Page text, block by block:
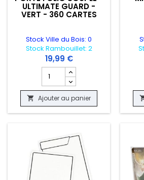
ULTIMATE GUARD -
VERT - 360 CARTES
Stock Ville du Bois: 0
Stock Rambouillet: 2
19,99 €
Champ quantité du produit
 Ajouter au panier